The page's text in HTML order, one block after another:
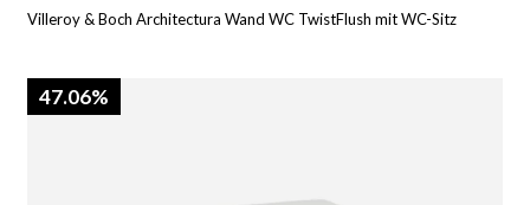
Villeroy & Boch Architectura Wand WC TwistFlush mit WC-Sitz
47.06%